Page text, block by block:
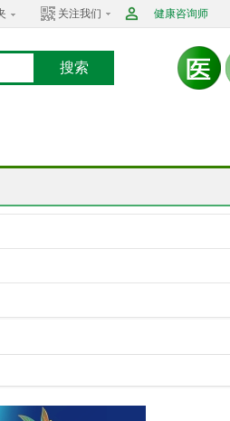
关注我们 健康咨询师
搜索